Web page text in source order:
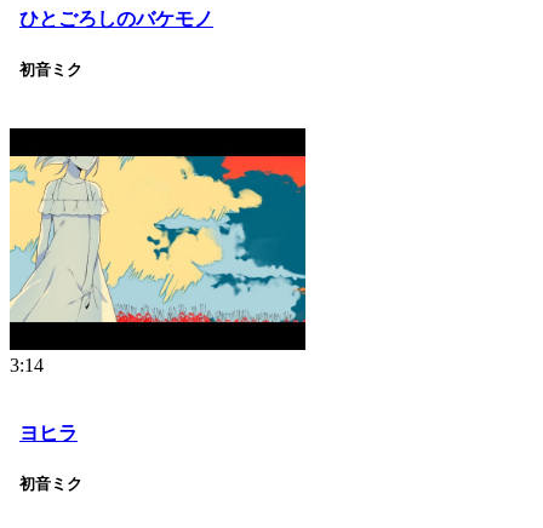
ひとごろしのバケモノ
初音ミク
3:14
ヨヒラ
初音ミク